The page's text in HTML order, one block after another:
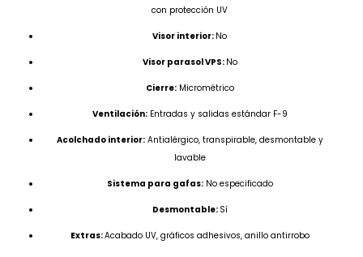
con protección UV
Visor interior: No
Visor parasol VPS: No
Cierre:Micrométrico
Ventilación:Entradas y salidas estándar F-9
Acolchado interior:Antialérgico, transpirable, desmontable y
lavable
Sistema para gafas:No especificado
Desmontable: Sí
Extras:Acabado UV, gráficos adhesivos, anillo antirrobo